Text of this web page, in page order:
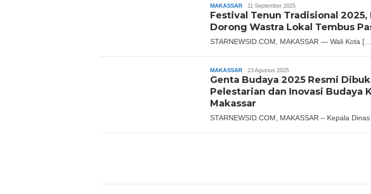
MAKASSAR Andika
11 September 2025
Festival Tenun Tradisional 2025,
Dorong Wastra Lokal Tembus
STARNEWSID.COM, MAKASSAR — Wali Kota
MAKASSAR Andika
23 Agustus 2025
Genta Budaya 2025 Resmi
Pelestarian dan Inovasi Budaya
Makassar
STARNEWSID.COM, MAKASSAR – Kepala